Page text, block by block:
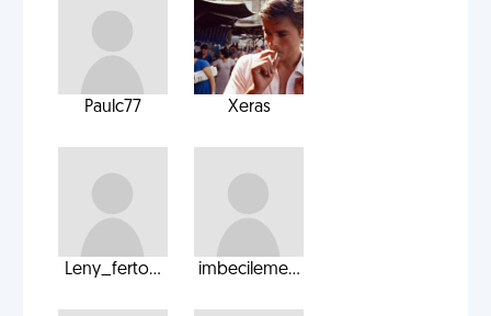
Paulc77 Xeras
Leny_ferto... imbecileme...